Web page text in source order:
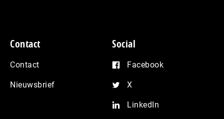
Contact
Contact
Nieuwsbrief
Social
Facebook
X
LinkedIn